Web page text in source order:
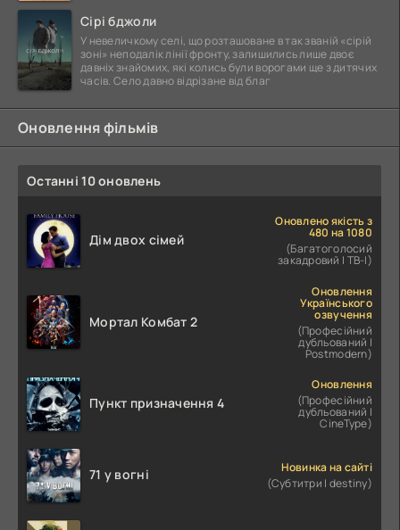
Сірі бджоли
У невеличкому селі, що розташоване в так званій «сірій
зоні» неподалік лінії фронту, залишились лише двоє
давніх знайомих, які колись були ворогами ще з дитячих
часів. Село давно відрізане від благ
Оновлення фільмів
Останні 10 оновлень
Дім двох сімей
Оновлено якість з
480 на 1080
(Багатоголосий
закадровий | ТВ-І)
Мортал Комбат 2
Оновлення
Українського
озвучення
(Професійний
дубльований |
Postmodern)
Пункт призначення 4
Оновлення
(Професійний
дубльований |
CineType)
71 у вогні
Новинка на сайті
(Субтитри | destiny)